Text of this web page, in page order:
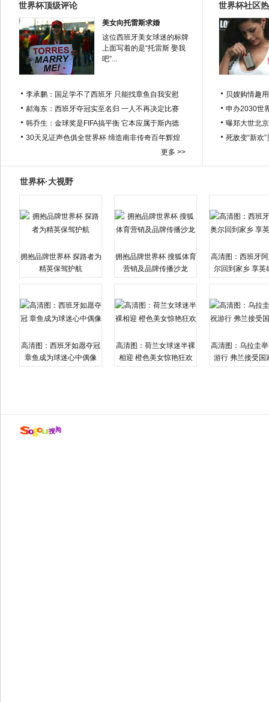
世界杯顶级评论
美女向托雷斯求婚
这位西班牙美女球迷的标牌
上面写着的是“托雷斯 娶我
吧”...
李承鹏：国足学不了西班牙 只能找章鱼自我安慰
郝海东：西班牙夺冠实至名归 一人不再决定比赛
韩乔生：金球奖是FIFA搞平衡 它本应属于斯内德
30天见证声色俱全世界杯 缔造南非传奇百年辉煌
更多 >>
世界杯社区
贝嫂购情趣
申办2030世
曝郑大世北
死敌变“新欢
世界杯·大视野
拥抱品牌世界杯 探路者为
精英保驾护航
拥抱品牌世界杯 搜狐体育
营销及品牌传播沙龙
高清图：西班牙
尔回到家乡 享英
高清图：西班牙如愿夺冠
章鱼成为球迷心中偶像
高清图：荷兰女球迷半裸
相迎 橙色美女惊艳狂欢
高清图：乌拉圭
游行 弗兰接受国